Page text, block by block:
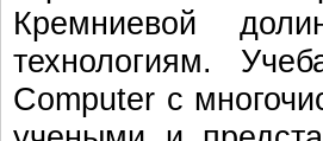
Кремниевой
технологиям.
Computer с